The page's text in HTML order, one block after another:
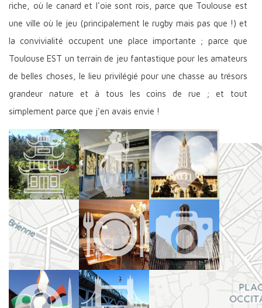
riche, où le canard et l'oie sont rois, parce que Toulouse est
une ville où le jeu (principalement le rugby mais pas que !) et
la convivialité occupent une place importante ; parce que
Toulouse EST un terrain de jeu fantastique pour les amateurs
de belles choses, le lieu privilégié pour une chasse au trésors
grandeur nature et à tous les coins de rue ; et tout
simplement parce que j'en avais envie !